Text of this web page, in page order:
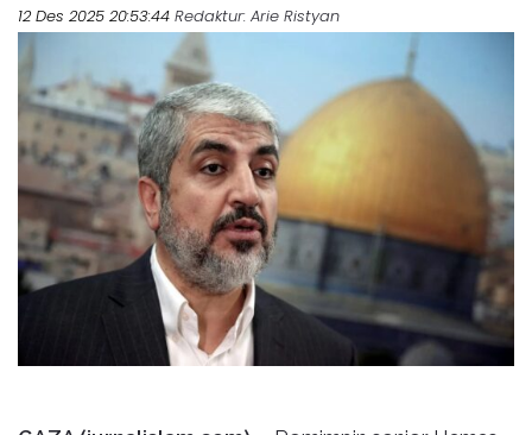
12 Des 2025 20:53:44 Redaktur: Arie Ristyan